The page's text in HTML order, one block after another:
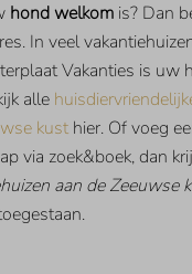
hond welkom is? Dan
In veel
Vakanties is uw
alle
kust hier. Of voeg
via zoek&boek, dan
aan de Zeeuwse